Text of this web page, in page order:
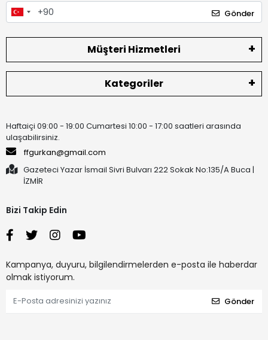
Gönder
Müşteri Hizmetleri
Kategoriler
Haftaiçi 09:00 - 19:00 Cumartesi 10:00 - 17:00 saatleri arasında
ulaşabilirsiniz.
ffgurkan@gmail.com
Gazeteci Yazar İsmail Sivri Bulvarı 222 Sokak No:135/A Buca |
İZMİR
Bizi Takip Edin
Kampanya, duyuru, bilgilendirmelerden e-posta ile haberdar
olmak istiyorum.
Gönder